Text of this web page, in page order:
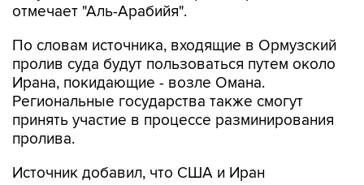
По словам источника, входящие в Ормузский
Ирана, покидающие - возле Омана.
Региональные государства также смогут
принять участие в процессе разминирования
пролива.
Источник добавил, что США и Иран
и эти контакты находятся на финальной стадии.